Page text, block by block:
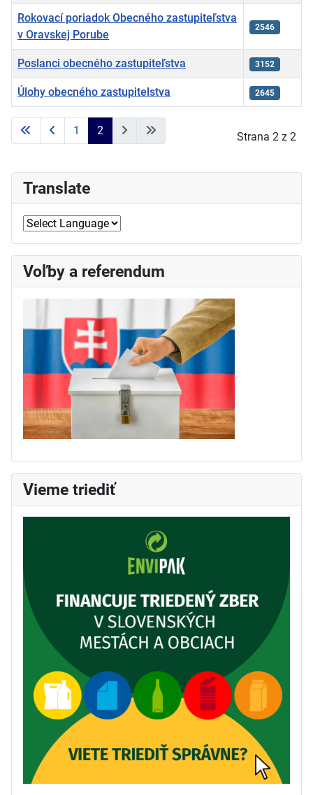
Translate
Voľby a referendum
Vieme triediť
Články
Rokovací poriadok Obecného zastupiteľstva
v Oravskej Porube
2546
Poslanci obecného zastupiteľstva 3152
Úlohy obecného zastupitelstva 2645
Strana 2 z 2
1 2